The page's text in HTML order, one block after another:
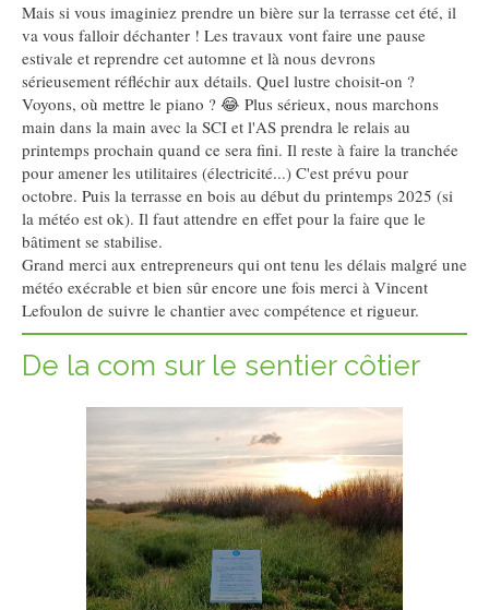
Mais si vous imaginiez prendre un bière sur la terrasse cet été, il
va vous falloir déchanter ! Les travaux vont faire une pause
estivale et reprendre cet automne et là nous devrons
sérieusement réfléchir aux détails. Quel lustre choisit-on ?
Voyons, où mettre le piano ? 😂 Plus sérieux, nous marchons
main dans la main avec la SCI et l'AS prendra le relais au
printemps prochain quand ce sera fini. Il reste à faire la tranchée
pour amener les utilitaires (électricité...) C'est prévu pour
octobre. Puis la terrasse en bois au début du printemps 2025 (si
la météo est ok). Il faut attendre en effet pour la faire que le
bâtiment se stabilise.
Grand merci aux entrepreneurs qui ont tenu les délais malgré une
météo exécrable et bien sûr encore une fois merci à Vincent
Lefoulon de suivre le chantier avec compétence et rigueur.
De la com sur le sentier côtier